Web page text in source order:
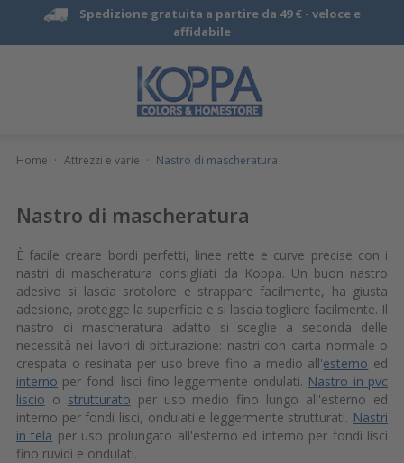
Spedizione gratuita a partire da 49 € - veloce e
affidabile
Home · Attrezzi e varie · Nastro di mascheratura
Nastro di mascheratura
È facile creare bordi perfetti, linee rette e curve precise con i
nastri di mascheratura consigliati da Koppa. Un buon nastro
adesivo si lascia srotolore e strappare facilmente, ha giusta
adesione, protegge la superficie e si lascia togliere facilmente. Il
nastro di mascheratura adatto si sceglie a seconda delle
necessità nei lavori di pitturazione: nastri con carta normale o
crespata o resinata per uso breve fino a medio all'esterno ed
interno per fondi lisci fino leggermente ondulati. Nastro in pvc
liscio o strutturato per uso medio fino lungo all'esterno ed
interno per fondi lisci, ondulati e leggermente strutturati. Nastri
in tela per uso prolungato all'esterno ed interno per fondi lisci
fino ruvidi e ondulati.